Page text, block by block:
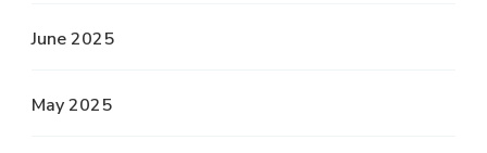
June 2025
May 2025